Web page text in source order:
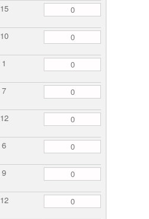
15
10
1
7
12
6
9
12